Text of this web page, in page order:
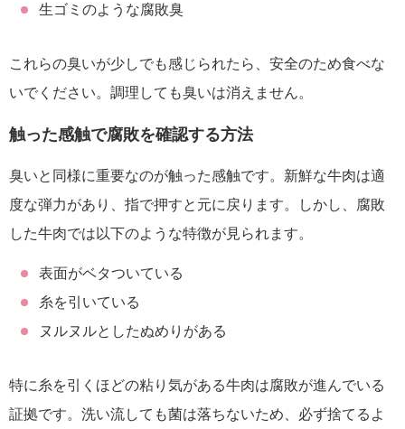
生ゴミのような腐敗臭
これらの臭いが少しでも感じられたら、安全のため食べな
いでください。調理しても臭いは消えません。
触った感触で腐敗を確認する方法
臭いと同様に重要なのが触った感触です。新鮮な牛肉は適
度な弾力があり、指で押すと元に戻ります。しかし、腐敗
した牛肉では以下のような特徴が見られます。
表面がベタついている
糸を引いている
ヌルヌルとしたぬめりがある
特に糸を引くほどの粘り気がある牛肉は腐敗が進んでいる
証拠です。洗い流しても菌は落ちないため、必ず捨てるよ